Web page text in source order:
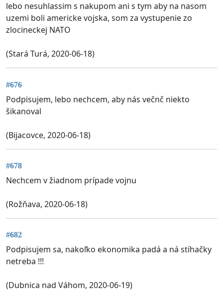
lebo nesuhlassim s nakupom ani s tym aby na nasom
uzemi boli americke vojska, som za vystupenie zo
zlocineckej NATO
(Stará Turá, 2020-06-18)
#676
Podpisujem, lebo nechcem, aby nás večnč niekto
šikanoval
(Bijacovce, 2020-06-18)
#678
Nechcem v žiadnom prípade vojnu
(Rožňava, 2020-06-18)
#682
Podpisujem sa, nakoľko ekonomika padá a ná stíhačky
netreba !!!
(Dubnica nad Váhom, 2020-06-19)